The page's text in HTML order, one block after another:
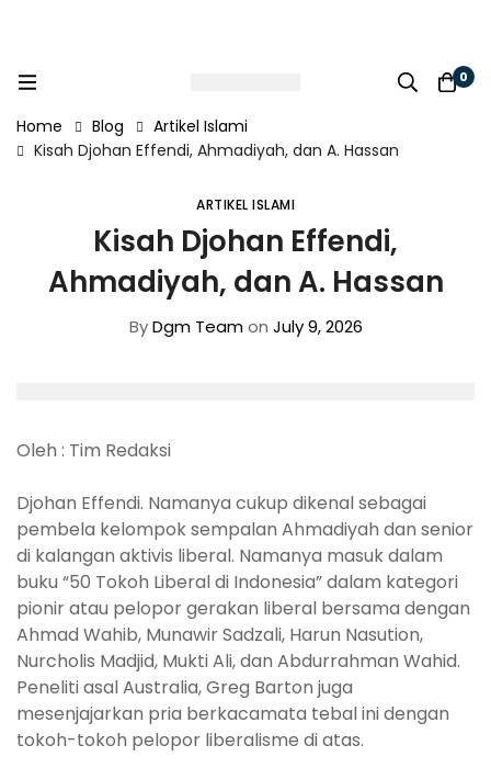
0
Home Blog
Artikel Islami
Kisah Djohan Effendi, Ahmadiyah, dan A. Hassan
ARTIKEL ISLAMI
Kisah Djohan Effendi,
Ahmadiyah, dan A. Hassan
ByDgm Team on July 9, 2026
Oleh : Tim Redaksi
Djohan Effendi. Namanya cukup dikenal sebagai
pembela kelompok sempalan Ahmadiyah dan senior
di kalangan aktivis liberal. Namanya masuk dalam
buku “50 Tokoh Liberal di Indonesia” dalam kategori
pionir atau pelopor gerakan liberal bersama dengan
Ahmad Wahib, Munawir Sadzali, Harun Nasution,
Nurcholis Madjid, Mukti Ali, dan Abdurrahman Wahid.
Peneliti asal Australia, Greg Barton juga
mesenjajarkan pria berkacamata tebal ini dengan
tokoh-tokoh pelopor liberalisme di atas.